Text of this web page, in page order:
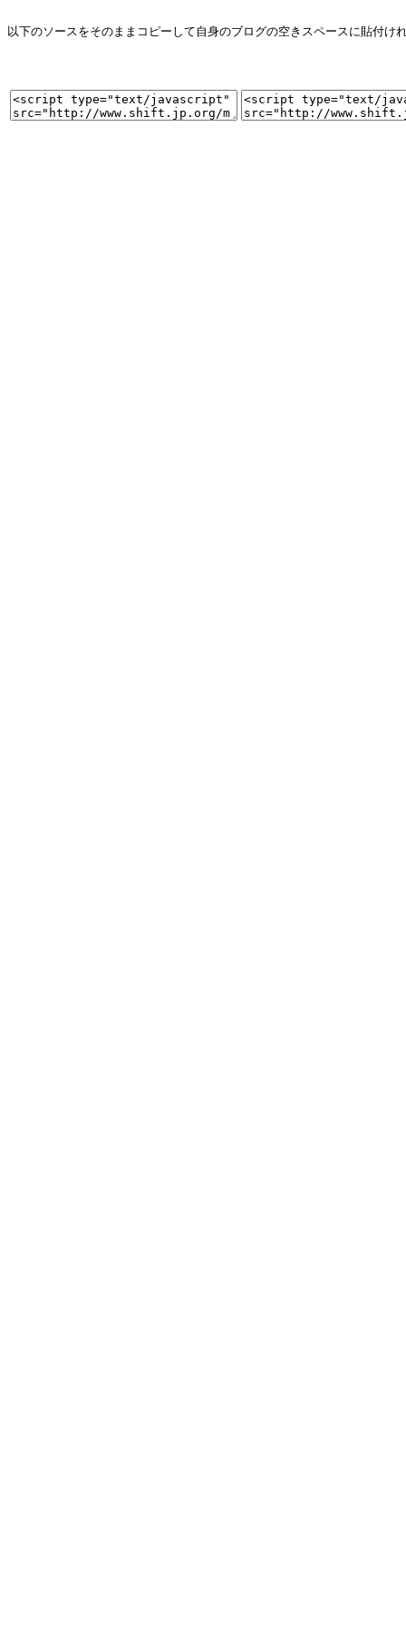
以下のソースをそのままコピーして自身のブログの空きスペースに貼付け